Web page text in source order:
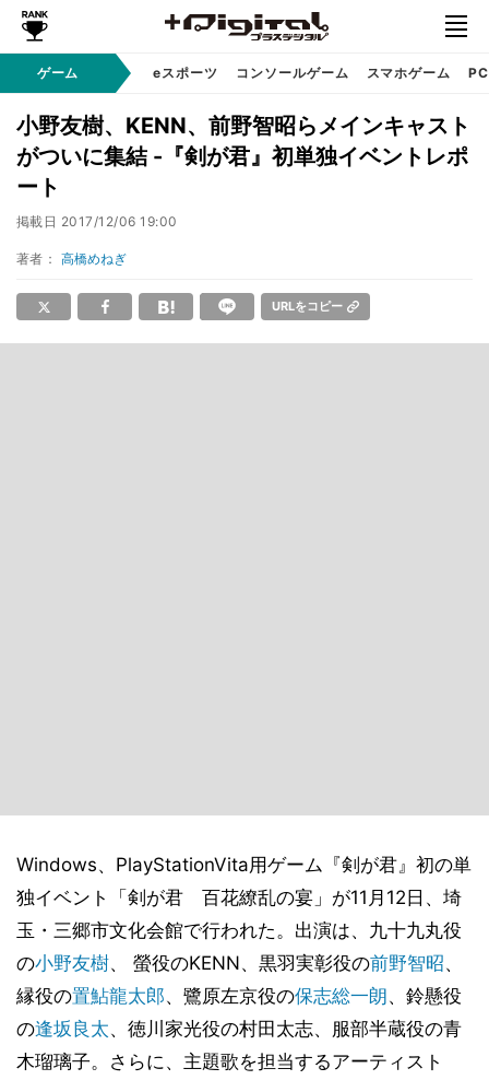
ゲーム eスポーツ コンソールゲーム スマホゲーム
小野友樹、KENN、前野智昭らメインキャスト
がついに集結 -『剣が君』初単独イベントレポ
ート
掲載日 2017/12/06 19:00
著者： 高橋めねぎ
URLをコピー
Windows、PlayStationVita用ゲーム『剣が君』初の単
独イベント「剣が君 百花繚乱の宴」が11月12日、埼
玉・三郷市文化会館で行われた。出演は、九十九丸役
の小野友樹、 螢役のKENN、黒羽実彰役の前野智昭、
縁役の置鮎龍太郎、鷺原左京役の保志総一朗、鈴懸役
の逢坂良太、徳川家光役の村田太志、服部半蔵役の青
木瑠璃子。さらに、主題歌を担当するアーティスト